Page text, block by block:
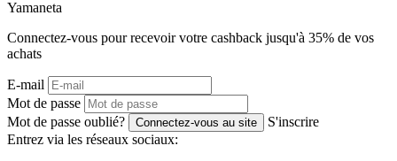
Yamaneta
Connectez-vous pour recevoir votre cashback jusqu'à 35% de vos
achats
E-mail
Mot de passe
Mot de passe oublié?
Connectez-vous au site
S'inscrire
Entrez via les réseaux sociaux: